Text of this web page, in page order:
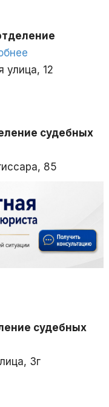
улица, 12
судебных
85
судебных
3г